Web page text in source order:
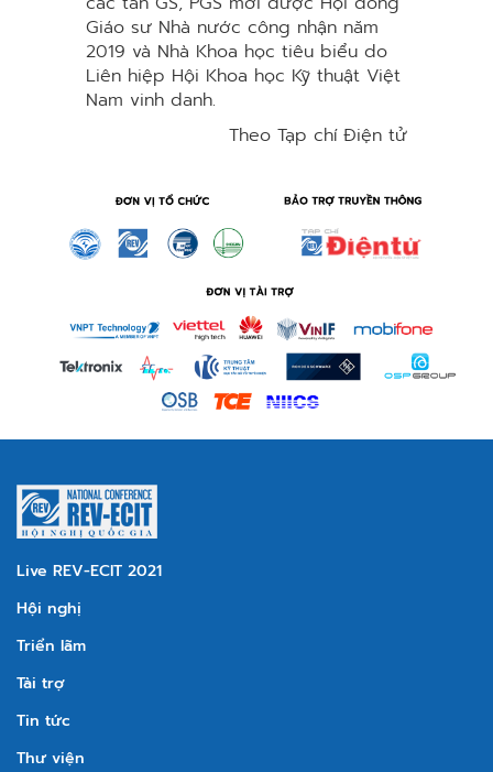
Giáo sư Nhà nước công nhận năm
2019 và Nhà Khoa học tiêu biểu do
Liên hiệp Hội Khoa học Kỹ thuật Việt
Nam vinh danh.
Theo Tạp chí Điện tử
Live REV-ECIT 2021
Hội nghị
Triển lãm
Tài trợ
Tin tức
Thư viện